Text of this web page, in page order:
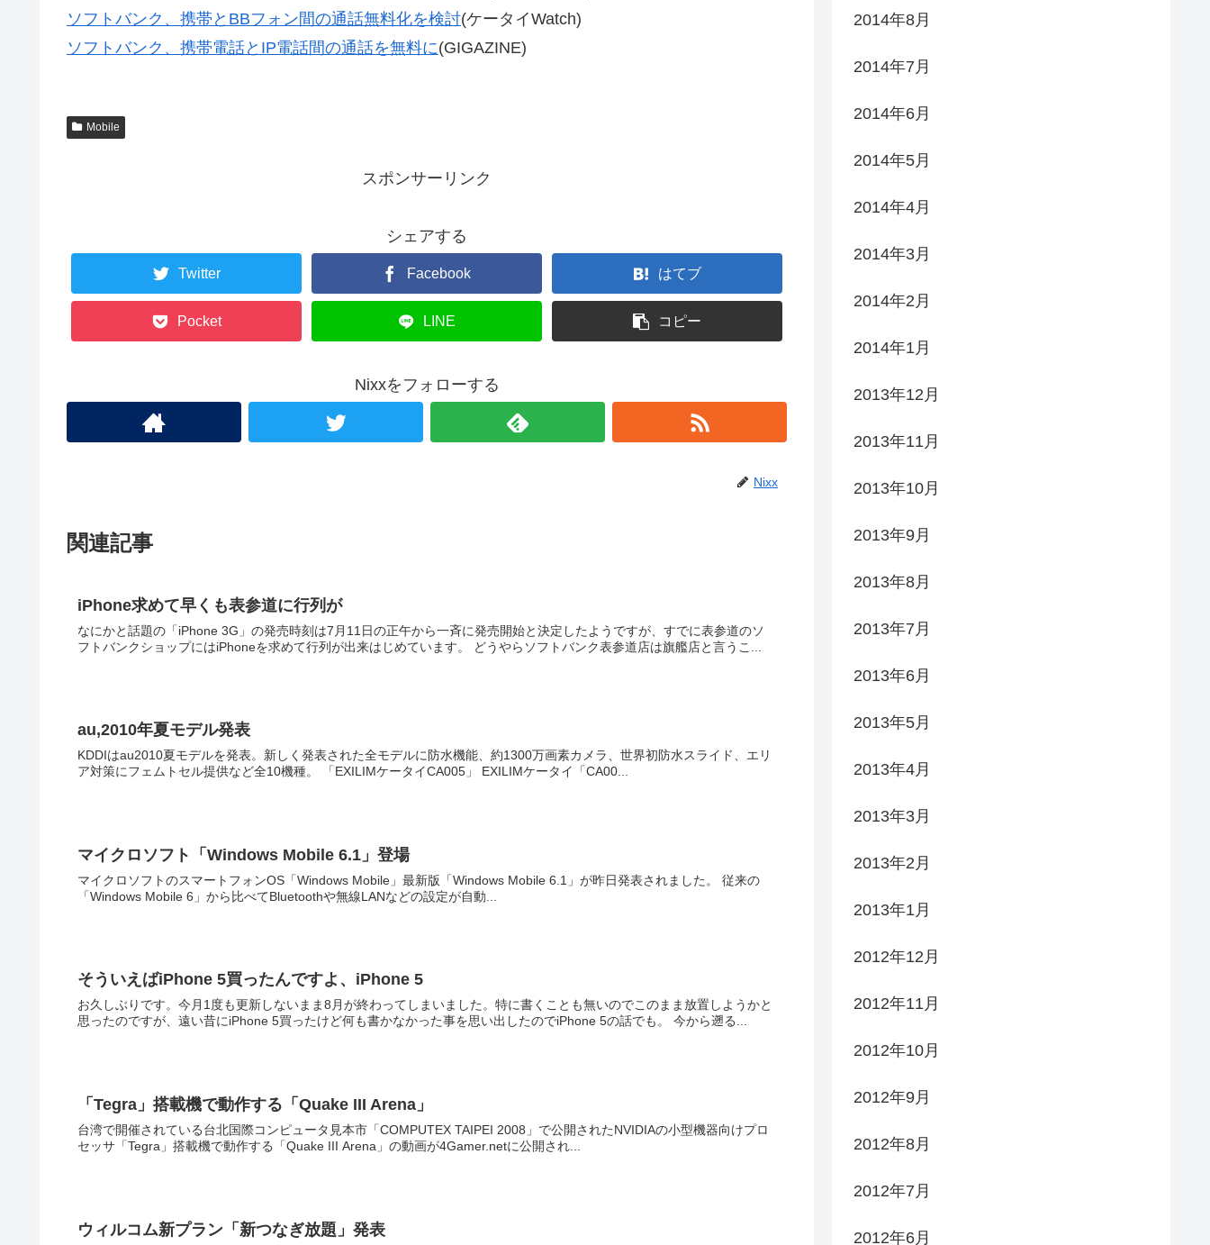
ソフトバンク、携帯とBBフォン間の通話無料化を検討(ケータイWatch)
ソフトバンク、携帯電話とIP電話間の通話を無料に(GIGAZINE)
Mobile
スポンサーリンク
シェアする
Twitter Facebook はてブ
Pocket LINE コピー
Nixxをフォローする
Nixx
関連記事
iPhone求めて早くも表参道に行列が
なにかと話題の「iPhone 3G」の発売時刻は7月11日の正午から一斉に発売開始と決定したようですが、すでに表参道のソ
フトバンクショップにはiPhoneを求めて行列が出来はじめています。 どうやらソフトバンク表参道店は旗艦店と言うこ...
au,2010年夏モデル発表
KDDIはau2010夏モデルを発表。新しく発表された全モデルに防水機能、約1300万画素カメラ、世界初防水スライド、エリ
ア対策にフェムトセル提供など全10機種。 「EXILIMケータイCA005」 EXILIMケータイ「CA00...
マイクロソフト「Windows Mobile 6.1」登場
マイクロソフトのスマートフォンOS「Windows Mobile」最新版「Windows Mobile 6.1」が昨日発表されました。 従来の
「Windows Mobile 6」から比べてBluetoothや無線LANなどの設定が自動...
そういえばiPhone 5買ったんですよ、iPhone 5
お久しぶりです。今月1度も更新しないまま8月が終わってしまいました。特に書くことも無いのでこのまま放置しようかと
思ったのですが、遠い昔にiPhone 5買ったけど何も書かなかった事を思い出したのでiPhone 5の話でも。 今から遡る...
「Tegra」搭載機で動作する「Quake III Arena」
台湾で開催されている台北国際コンピュータ見本市「COMPUTEX TAIPEI 2008」で公開されたNVIDIAの小型機器向けプロ
セッサ「Tegra」搭載機で動作する「Quake III Arena」の動画が4Gamer.netに公開され...
ウィルコム新プラン「新つなぎ放題」発表
2014年8月
2014年7月
2014年6月
2014年5月
2014年4月
2014年3月
2014年2月
2014年1月
2013年12月
2013年11月
2013年10月
2013年9月
2013年8月
2013年7月
2013年6月
2013年5月
2013年4月
2013年3月
2013年2月
2013年1月
2012年12月
2012年11月
2012年10月
2012年9月
2012年8月
2012年7月
2012年6月